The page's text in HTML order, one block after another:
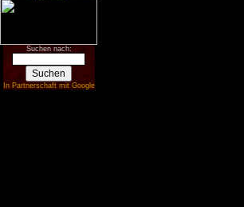
Suchen nach:
In Partnerschaft mit Google